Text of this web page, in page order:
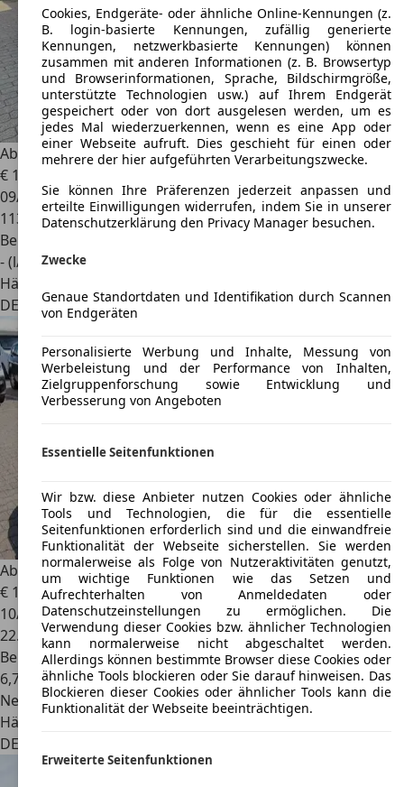
Abarth 595Automatik LederCognac/NaviU-Connect
€ 11.500
09/2017
113.943 km
Benzin
- (l/100 km)
Händler
DE 25462Rellingen
Abarth 595595 Basis
€ 15.990
10/2019
22.500 km
Benzin
6,7 l/100 km (komb.)
Neu
Händler
DE 74252
Cookies, Endgeräte- oder ähnliche Online-Kennungen (z.
B. login-basierte Kennungen, zufällig generierte
Kennungen, netzwerkbasierte Kennungen) können
zusammen mit anderen Informationen (z. B. Browsertyp
und Browserinformationen, Sprache, Bildschirmgröße,
unterstützte Technologien usw.) auf Ihrem Endgerät
gespeichert oder von dort ausgelesen werden, um es
jedes Mal wiederzuerkennen, wenn es eine App oder
einer Webseite aufruft. Dies geschieht für einen oder
mehrere der hier aufgeführten Verarbeitungszwecke.
Sie können Ihre Präferenzen jederzeit anpassen und
erteilte Einwilligungen widerrufen, indem Sie in unserer
Datenschutzerklärung den Privacy Manager besuchen.
Zwecke
Genaue Standortdaten und Identifikation durch Scannen
von Endgeräten
Personalisierte Werbung und Inhalte, Messung von
Werbeleistung und der Performance von Inhalten,
Zielgruppenforschung sowie Entwicklung und
Verbesserung von Angeboten
Essentielle Seitenfunktionen
Wir bzw. diese Anbieter nutzen Cookies oder ähnliche
Tools und Technologien, die für die essentielle
Seitenfunktionen erforderlich sind und die einwandfreie
Funktionalität der Webseite sicherstellen. Sie werden
normalerweise als Folge von Nutzeraktivitäten genutzt,
um wichtige Funktionen wie das Setzen und
Aufrechterhalten von Anmeldedaten oder
Datenschutzeinstellungen zu ermöglichen. Die
Verwendung dieser Cookies bzw. ähnlicher Technologien
kann normalerweise nicht abgeschaltet werden.
Allerdings können bestimmte Browser diese Cookies oder
ähnliche Tools blockieren oder Sie darauf hinweisen. Das
Blockieren dieser Cookies oder ähnlicher Tools kann die
Funktionalität der Webseite beeinträchtigen.
Erweiterte Seitenfunktionen